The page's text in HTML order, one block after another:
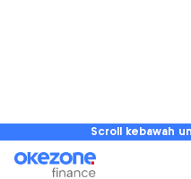
Scroll kebawah